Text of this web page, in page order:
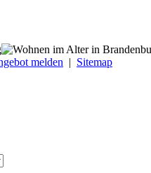
melden | Sitemap